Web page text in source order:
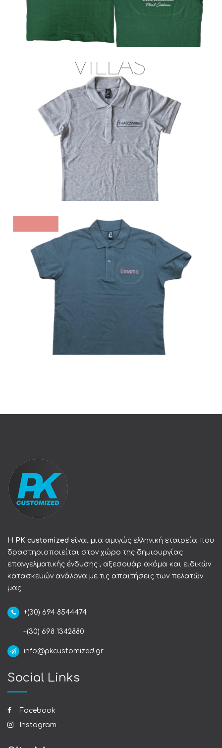
Polo
Η PK customized είναι μια αμιγώς ελληνική εταιρεία που
δραστηριοποιείται στον χώρο της δημιουργίας
επαγγελματικής ένδυσης , αξεσουάρ ακόμα και ειδικών
κατασκευών ανάλογα με τις απαιτήσεις των πελατών
μας.
+(30) 694 8544474
+(30) 698 1342880
info@pkcustomized.gr
Social Links
Facebook
Instagram